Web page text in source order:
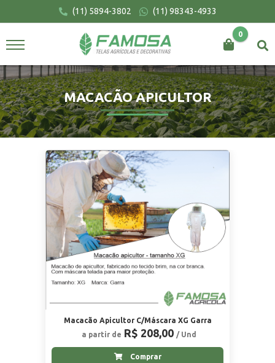
(11) 5894-3802 (11) 98343-4933
0
BUSCAR
MACACÃO APICULTOR
Macacão Apicultor C/Máscara XG Garra
a partir de R$ 208,00 / Und
Comprar